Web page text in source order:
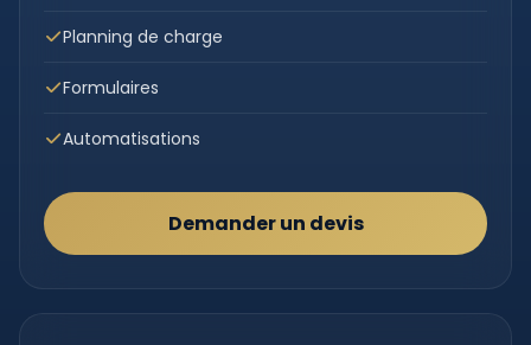
Planning de charge
Formulaires
Automatisations
Demander un devis